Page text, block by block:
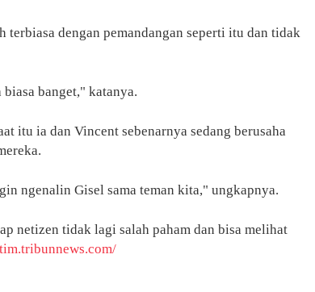
terbiasa dengan pemandangan seperti itu dan tidak
banget," katanya.
itu ia dan Vincent sebenarnya sedang berusaha
ngenalin Gisel sama teman kita," ungkapnya.
netizen tidak lagi salah paham dan bisa melihat